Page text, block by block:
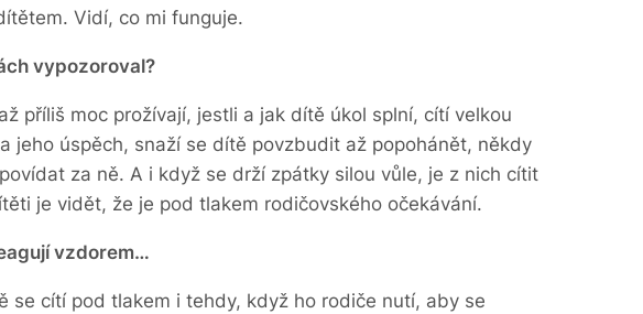
Vidí, co mi funguje.
vypozoroval?
příliš moc prožívají, jestli a jak dítě úkol splní, cítí velkou
jeho úspěch, snaží se dítě povzbudit až popohánět, někdy
za ně. A i když se drží zpátky silou vůle, je z nich cítit
je vidět, že je pod tlakem rodičovského očekávání.
vzdorem…
se cítí pod tlakem i tehdy, když ho rodiče nutí, aby se